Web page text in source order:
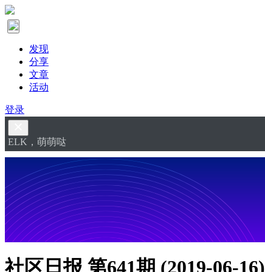
发现
分享
文章
活动
登录
ELK，萌萌哒
社区日报 第641期 (2019-06-16)